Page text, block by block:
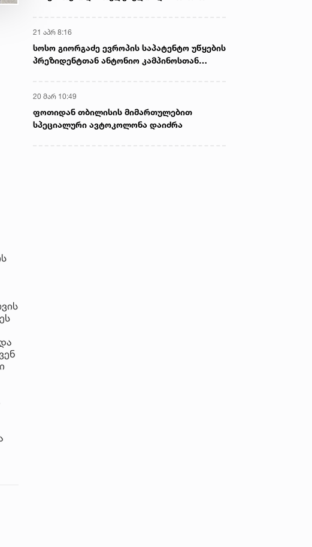
21 აპრ 8:16
სოსო გიორგაძე ევროპის საპატენტო უწყების
პრეზიდენტთან ანტონიო კამპინოსთან
20 მარ 10:49
ფოთიდან თბილისის მიმართულებით
სპეციალური ავტოკოლონა დაიძრა